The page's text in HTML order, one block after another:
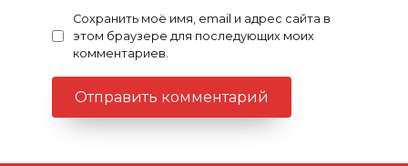
Сохранить моё имя, email и адрес сайта в
этом браузере для последующих моих
комментариев.